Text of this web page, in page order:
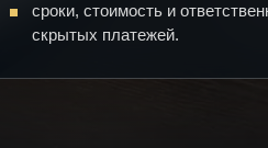
сроки, стоимость и
скрытых платежей.